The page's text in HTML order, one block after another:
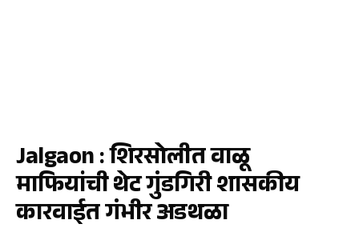
Jalgaon : शिरसोलीत वाळू
माफियांची थेट गुंडगिरी शासकीय
कारवाईत गंभीर अडथळा